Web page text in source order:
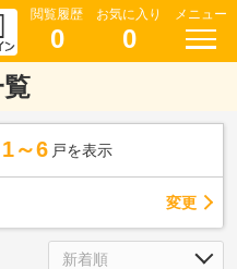
閲覧履歴
0
お気に入り
0
メニュー
1～6 戸を表示
変更